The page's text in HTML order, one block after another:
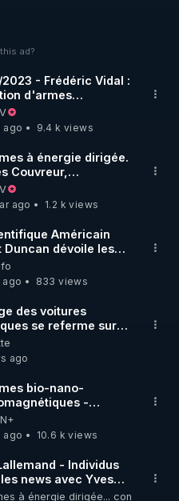
: les armes bio-nano-
complètent l’article
vidéo de 2022 sur ces
de conférence sur
2u5h6a9r
sur Internet ceci : «
spécialiste en
».
dans mon
:
:
ad?
- Frédéric Vidal :
d'armes
et IA
ago
9.4 k views
à énergie dirigée.
Couvreur,
ago
1.2 k views
Américain
Duncan dévoile les
secrètes de
mental
ago
833 views
des voitures
se referme sur
!
B3ZA05frsac?
NFqL
ago
bio-nano-
-
combattre l'IA
ago
10.6 k views
- Individus
news avec Yves
et Frederic
à énergie dirigée... contre nous